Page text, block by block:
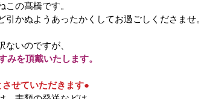
の髙橋です。
かぬようあったかくしてお過ごしくださませ。
いのですが、
みを頂戴いたします。
せていただきます●